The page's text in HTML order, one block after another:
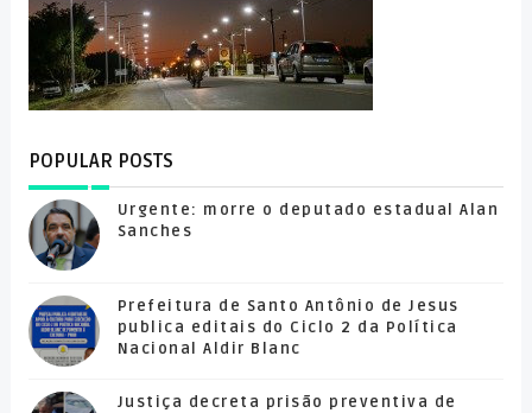
POPULAR POSTS
Urgente: morre o deputado estadual Alan
Sanches
Prefeitura de Santo Antônio de Jesus
publica editais do Ciclo 2 da Política
Nacional Aldir Blanc
Justiça decreta prisão preventiva de